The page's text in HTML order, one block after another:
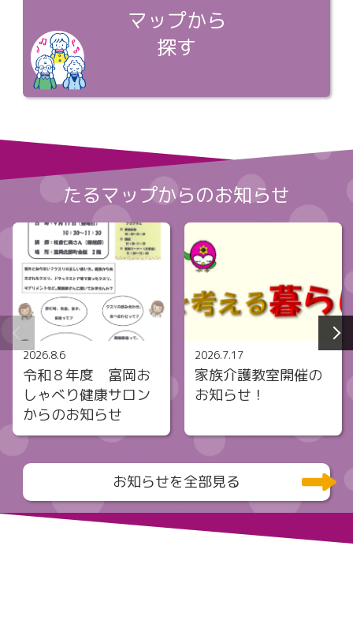
マップから
探す
たるマップからのお知らせ
2026.8.6
令和８年度 富岡お
しゃべり健康サロン
からのお知らせ
2026.7.17
家族介護教室開催の
お知らせ！
お知らせを全部見る